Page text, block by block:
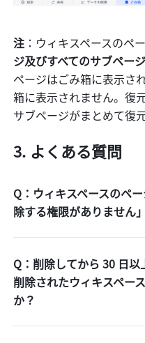
注 ：ウィキスペースのペ
ジ及びすべてのサブペー
ページはごみ箱に表示さ
箱に表示されません。復
サブページがまとめて復
よくある質問
Q：ウィキスペースのペ
除する権限がありません
Q：削除してから 30 日
削除されたウィキスペー
か？